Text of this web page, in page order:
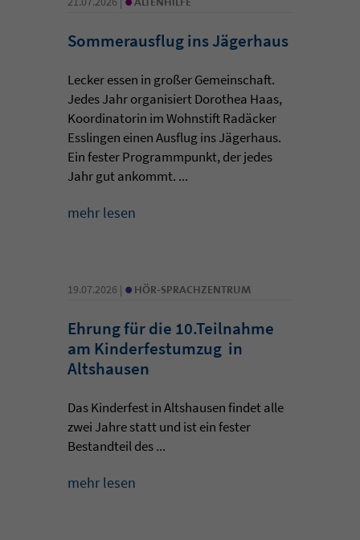
Sommerausflug ins Jägerhaus
Lecker essen in großer Gemeinschaft.
Jedes Jahr organisiert Dorothea Haas,
Koordinatorin im Wohnstift Radäcker
Esslingen einen Ausflug ins Jägerhaus.
Ein fester Programmpunkt, der jedes
Jahr gut ankommt. ...
mehr lesen
19.07.2026 | • HÖR-SPRACHZENTRUM
Ehrung für die 10.Teilnahme
am Kinderfestumzug in
Altshausen
Das Kinderfest in Altshausen findet alle
zwei Jahre statt und ist ein fester
Bestandteil des ...
mehr lesen